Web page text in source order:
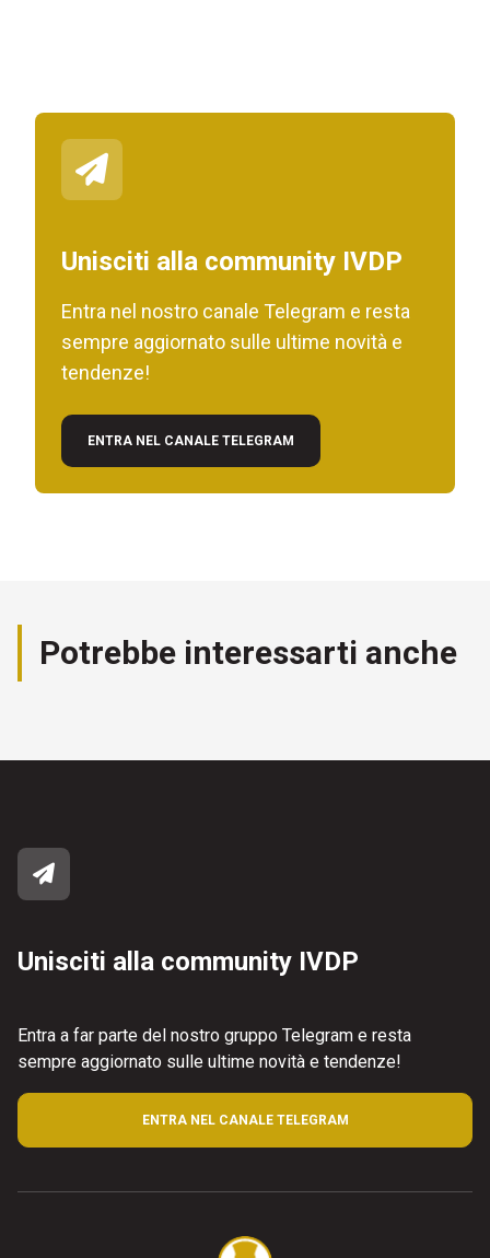
Unisciti alla community IVDP
Entra nel nostro canale Telegram e resta
sempre aggiornato sulle ultime novità e
tendenze!
ENTRA NEL CANALE TELEGRAM
Potrebbe interessarti anche
Unisciti alla community IVDP
Entra a far parte del nostro gruppo Telegram e resta
sempre aggiornato sulle ultime novità e tendenze!
ENTRA NEL CANALE TELEGRAM